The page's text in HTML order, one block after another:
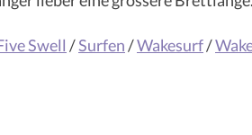
Swell /Surfen/Wakesurf/